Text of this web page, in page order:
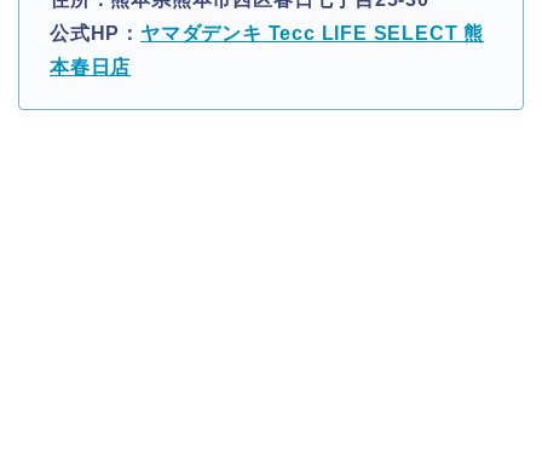
公式HP： ヤマダデンキ Tecc LIFE SELECT 熊
本春日店